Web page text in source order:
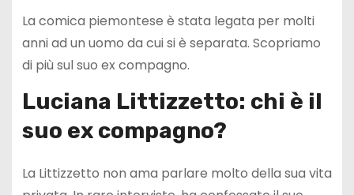
La comica piemontese è stata legata per molti
anni ad un uomo da cui si è separata. Scopriamo
di più sul suo ex compagno.
Luciana Littizzetto: chi è il
suo ex compagno?
La Littizzetto non ama parlare molto della sua vita